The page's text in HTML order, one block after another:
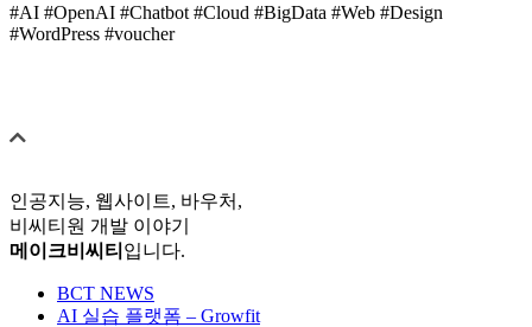
#AI #OpenAI #Chatbot #Cloud #BigData #Web #Design
#WordPress #voucher
인공지능, 웹사이트, 바우처,
비씨티원 개발 이야기
메이크비씨티 입니다.
BCT NEWS
AI 실습 플랫폼 – Growfit